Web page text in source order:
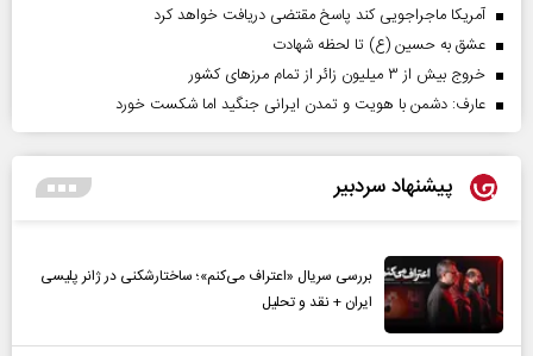
آمریکا ماجراجویی کند پاسخ مقتضی دریافت خواهد کرد
عشق به حسین (ع) تا لحظه شهادت
خروج بیش از ۳ میلیون زائر از تمام مرز‌های کشور
عارف: دشمن با هویت و تمدن ایرانی جنگید اما شکست خورد
پیشنهاد سردبیر
بررسی سریال «اعتراف می‌کنم»؛ ساختارشکنی در ژانر پلیسی
ایران + نقد و تحلیل